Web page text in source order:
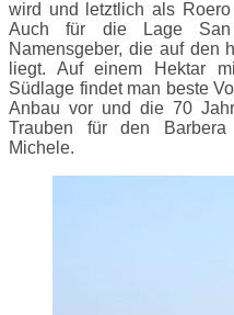
wird und letztlich als
Auch für die Lage
Namensgeber, die auf den
liegt. Auf einem Hektar
Südlage findet man beste
Anbau vor und die 70
Trauben für den
Michele.